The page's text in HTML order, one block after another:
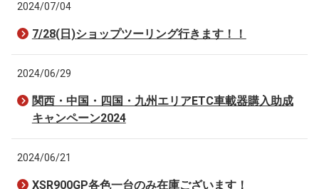
2024/07/04
7/28(日)ショップツーリング行きます！！
2024/06/29
関西・中国・四国・九州エリアETC車載器購入助成
キャンペーン2024
2024/06/21
XSR900GP各色一台のみ在庫ございます！